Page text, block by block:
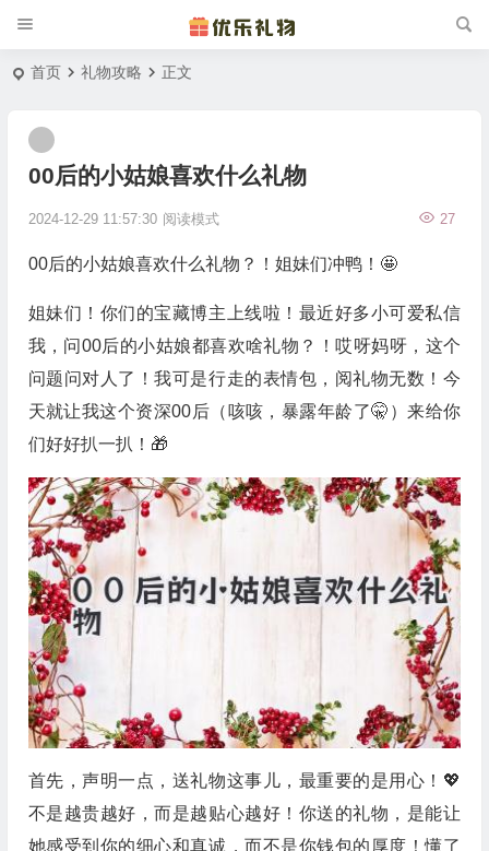
首页 礼物攻略 正文
00后的小姑娘喜欢什么礼物
2024-12-29 11:57:30 27
阅读模式
00后的小姑娘喜欢什么礼物？！姐妹们冲鸭！🤩
姐妹们！你们的宝藏博主上线啦！最近好多小可爱私信
我，问00后的小姑娘都喜欢啥礼物？！哎呀妈呀，这个
问题问对人了！我可是行走的表情包，阅礼物无数！今
天就让我这个资深00后（咳咳，暴露年龄了🤫）来给你
们好好扒一扒！🎁
首先，声明一点，送礼物这事儿，最重要的是用心！💖
不是越贵越好，而是越贴心越好！你送的礼物，是能让
她感受到你的细心和真诚，而不是你钱包的厚度！懂了